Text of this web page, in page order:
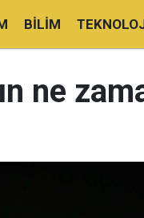
BILIM
ne